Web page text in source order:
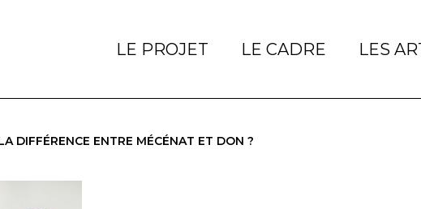
LE PROJET LE CADRE LES
DIFFÉRENCE ENTRE MÉCÉNAT ET DON ?